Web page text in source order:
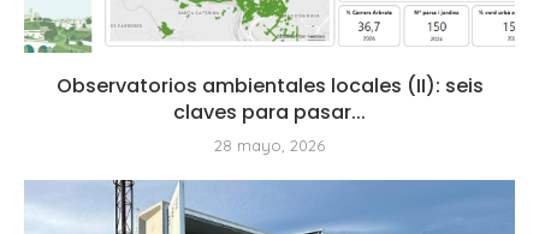
Observatorios ambientales locales (II): seis
claves para pasar...
28 mayo, 2026